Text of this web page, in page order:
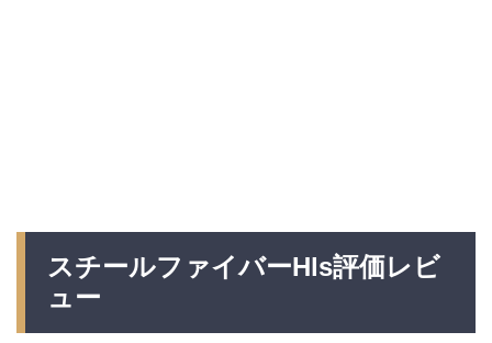
スチールファイバーHls評価レビ
ュー